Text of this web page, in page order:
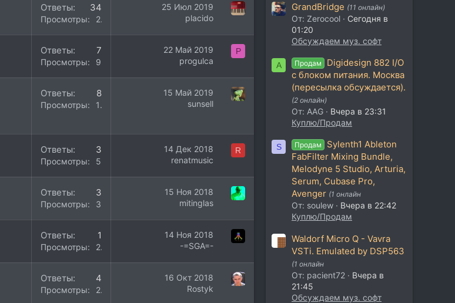
Ответы 34
Просмотры 23K
25 Июл 2019
placido
Ответы 7
Просмотры
22 Май 2019
progulca
P
Ответы 8
Просмотры 16K
15 Май 2019
sunsell
Ответы 3
Просмотры
14 Дек 2018
renatmusic
R
Ответы 3
Просмотры
15 Ноя 2018
mitinglas
Ответы 1
Просмотры 2K
14 Ноя 2018
-=SGA=-
Ответы 4
Просмотры 2K
16 Окт 2018
Rostyk
GrandBridge (11 онлайн)
От: Zerocool
Сегодня в
01:20
Обсуждаем муз. софт
A Продам
Digidesign 882 I/O
с блоком питания. Москва
(пересылка обсуждается).
(2 онлайн)
От: AAG
Вчера в 23:31
Куплю/Продам
S Продам
Sylenth1 Ableton
FabFilter Mixing Bundle,
Melodyne 5 Studio, Arturia,
Serum, Cubase Pro,
Avenger (1 онлайн
От: soulew
Вчера в 22:42
Куплю/Продам
Waldorf Micro Q - Vavra
VSTi. Emulated by DSP563
(1 онлайн
От: pacient72
Вчера в
21:45
Обсуждаем муз. софт